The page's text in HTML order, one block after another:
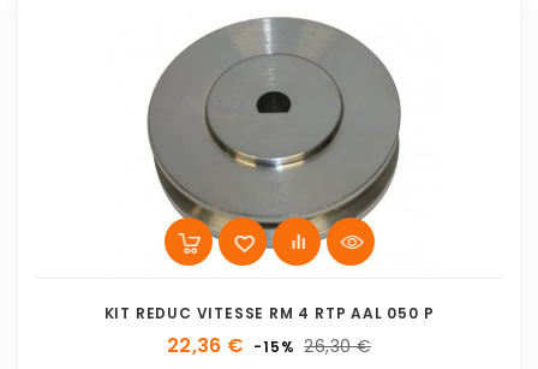
KIT REDUC VITESSE RM 4 RTP AAL 050 P
22,36 € -15% 26,30 €